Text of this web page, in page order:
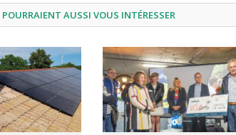
POURRAIENT AUSSI VOUS INTÉRESSER